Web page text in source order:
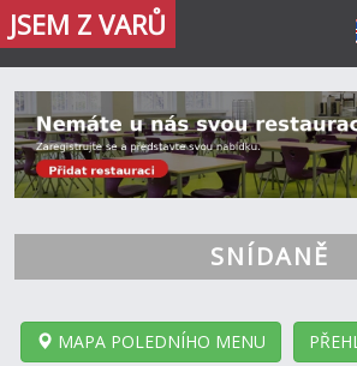
JSEM Z VARŮ
SNÍDANĚ
MAPA POLEDNÍHO MENU